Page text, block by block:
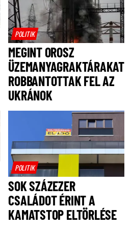
POLITIK
MEGINT OROSZ
ÜZEMANYAGRAKTÁRAKAT
ROBBANTOTTAK FEL AZ
UKRÁNOK
POLITIK
SOK SZÁZEZER
CSALÁDOT ÉRINT A
KAMATSTOP ELTÖRLÉSE